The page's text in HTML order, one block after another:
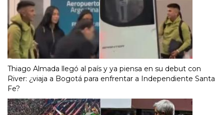
Thiago Almada llegó al país y ya piensa en su debut con
River: ¿viaja a Bogotá para enfrentar a Independiente Santa
Fe?